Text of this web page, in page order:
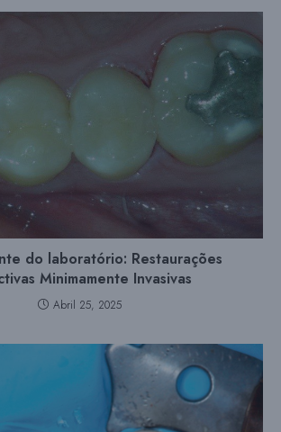
do laboratório: Restaurações
Minimamente Invasivas
Abril 25, 2025